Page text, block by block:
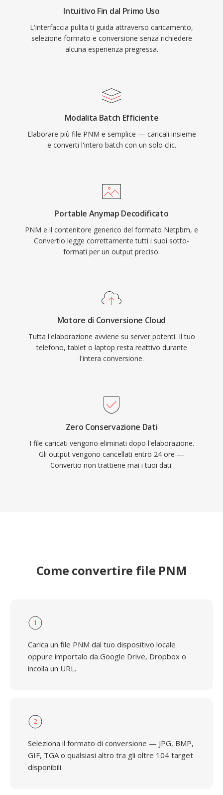
Intuitivo Fin dal Primo Uso
L'interfaccia pulita ti guida attraverso caricamento,
selezione formato e conversione senza richiedere
alcuna esperienza pregressa.
Modalita Batch Efficiente
Elaborare più file PNM e semplice — caricali insieme
e converti l'intero batch con un solo clic.
Portable Anymap Decodificato
PNM e il contenitore generico del formato Netpbm, e
Convertio legge correttamente tutti i suoi sotto-
formati per un output preciso.
Motore di Conversione Cloud
Tutta l'elaborazione avviene su server potenti. Il tuo
telefono, tablet o laptop resta reattivo durante
l'intera conversione.
Zero Conservazione Dati
I file caricati vengono eliminati dopo l'elaborazione.
Gli output vengono cancellati entro 24 ore —
Convertio non trattiene mai i tuoi dati.
Come convertire file PNM
1
Carica un file PNM dal tuo dispositivo locale
oppure importalo da Google Drive, Dropbox o
incolla un URL.
2
Seleziona il formato di conversione — JPG, BMP,
GIF, TGA o qualsiasi altro tra gli oltre 104 target
disponibili.